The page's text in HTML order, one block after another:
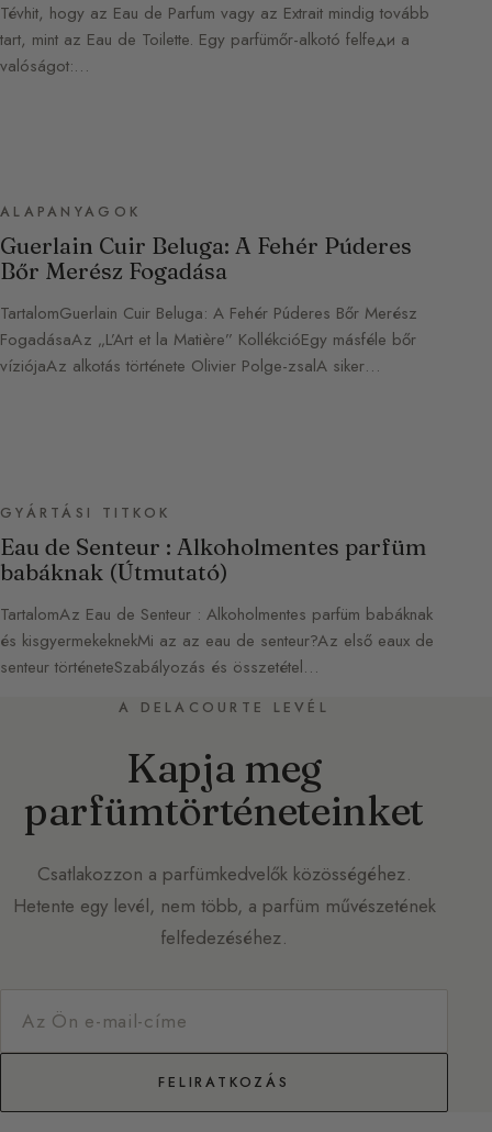
Tévhit, hogy az Eau de Parfum vagy az Extrait mindig tovább
tart, mint az Eau de Toilette. Egy parfümőr-alkotó felfeди a
valóságot:…
ALAPANYAGOK
Guerlain Cuir Beluga: A Fehér Púderes
Bőr Merész Fogadása
TartalomGuerlain Cuir Beluga: A Fehér Púderes Bőr Merész
FogadásaAz „L’Art et la Matière” KollékcióEgy másféle bőr
víziójaAz alkotás története Olivier Polge-zsalA siker…
GYÁRTÁSI TITKOK
Eau de Senteur : Alkoholmentes parfüm
babáknak (Útmutató)
TartalomAz Eau de Senteur : Alkoholmentes parfüm babáknak
és kisgyermekeknekMi az az eau de senteur?Az első eaux de
senteur történeteSzabályozás és összetétel…
A DELACOURTE LEVÉL
Kapja meg
parfümtörténeteinket
Csatlakozzon a parfümkedvelők közösségéhez.
Hetente egy levél, nem több, a parfüm művészetének
felfedezéséhez.
FELIRATKOZÁS